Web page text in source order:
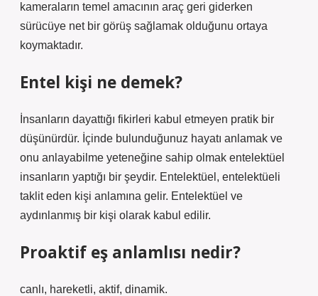
kameraların temel amacının araç geri giderken
sürücüye net bir görüş sağlamak olduğunu ortaya
koymaktadır.
Entel kişi ne demek?
İnsanların dayattığı fikirleri kabul etmeyen pratik bir
düşünürdür. İçinde bulunduğunuz hayatı anlamak ve
onu anlayabilme yeteneğine sahip olmak entelektüel
insanların yaptığı bir şeydir. Entelektüel, entelektüeli
taklit eden kişi anlamına gelir. Entelektüel ve
aydınlanmış bir kişi olarak kabul edilir.
Proaktif eş anlamlısı nedir?
canlı, hareketli, aktif, dinamik.